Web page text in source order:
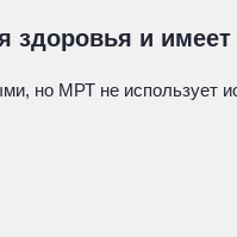
здоровья и
но МРТ не использует